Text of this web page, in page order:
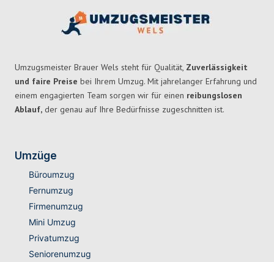
Umzugsmeister Brauer Wels steht für Qualität, Zuverlässigkeit
und faire Preise bei Ihrem Umzug. Mit jahrelanger Erfahrung und
einem engagierten Team sorgen wir für einen reibungslosen
Ablauf, der genau auf Ihre Bedürfnisse zugeschnitten ist.
Umzüge
Büroumzug
Fernumzug
Firmenumzug
Mini Umzug
Privatumzug
Seniorenumzug